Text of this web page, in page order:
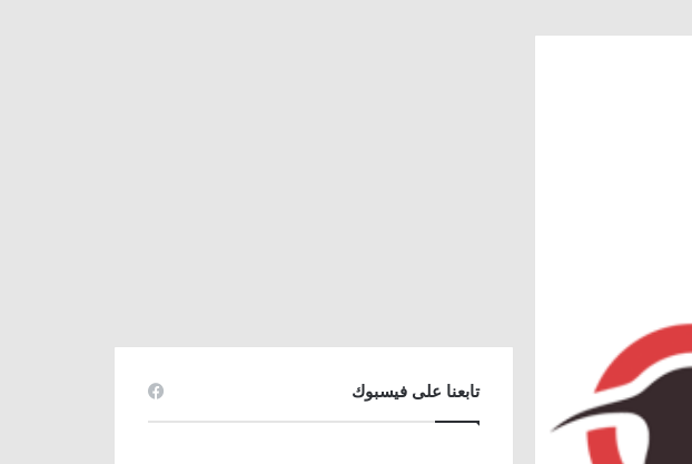
تابعنا على فيسبوك